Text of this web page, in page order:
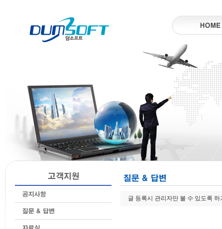
글 등록시 관리자만 볼 수 있도록